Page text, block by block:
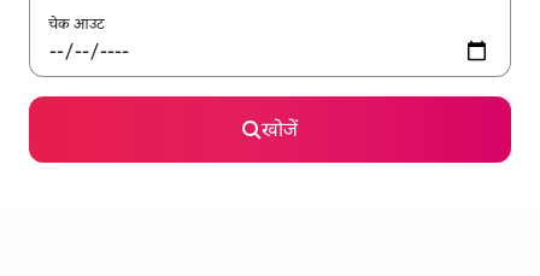
चेक आउट
खोजें